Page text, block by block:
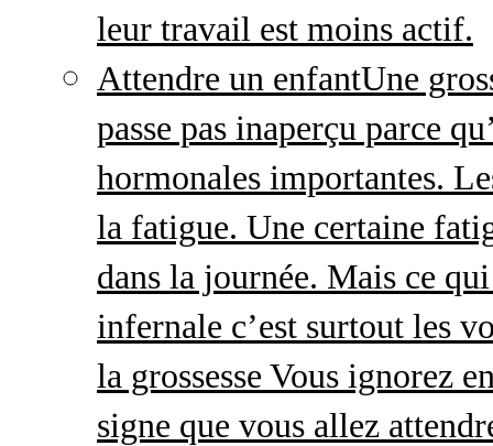
leur travail est moins actif.
Attendre un enfantUne
passe pas inaperçu parce
hormonales importantes.
la fatigue. Une certaine
dans la journée. Mais ce
infernale c’est surtout les
la grossesse Vous ignorez
signe que vous allez